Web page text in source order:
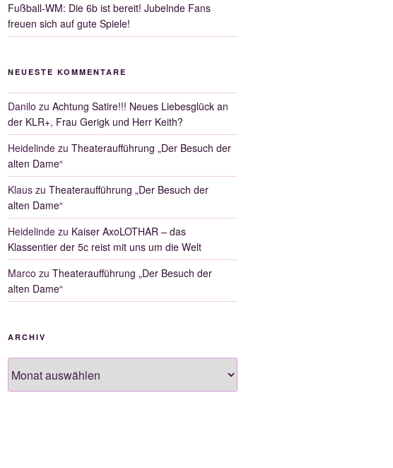
Fußball-WM: Die 6b ist bereit! Jubelnde Fans
freuen sich auf gute Spiele!
NEUESTE KOMMENTARE
Danilo zu Achtung Satire!!! Neues Liebesglück an
der KLR+, Frau Gerigk und Herr Keith?
Heidelindezu Theateraufführung „Der Besuch der
alten Dame“
Klauszu Theateraufführung „Der Besuch der
alten Dame“
Heidelindezu Kaiser AxoLOTHAR – das
Klassentier der 5c reist mit uns um die Welt
Marco zu Theateraufführung „Der Besuch der
alten Dame“
ARCHIV